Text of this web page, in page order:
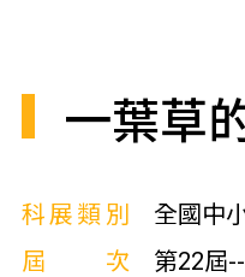
一葉草
科展類別
全國中
屆次
第22屆